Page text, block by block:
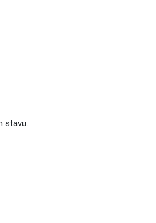
stavu.